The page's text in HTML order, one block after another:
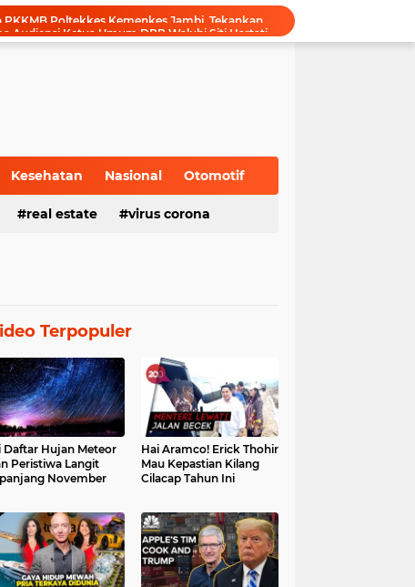
Gubernur Al Haris Dorong Sungai Penuh Jadi Destinasi Wisata Budaya Unggulan
Hadiri Forum Ekonomi Bisnis, Sekda Sudirman Tekankan Tata Kelola Migas dengan Memperhatikan Aspek Lingkungan
Kesehatan Nasional Otomotif
real estate virus corona
Terpopuler
Daftar Hujan Meteor
Peristiwa Langit
November
Hai Aramco! Erick Thohir
Mau Kepastian Kilang
Cilacap Tahun Ini